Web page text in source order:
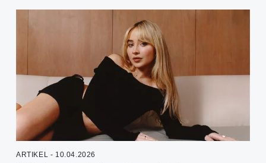
ARTIKEL - 10.04.2026